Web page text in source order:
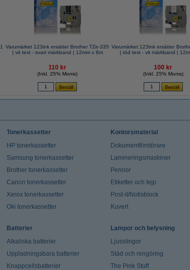
Varumärket 123ink ersätter Brother TZe-335
| vit text - svart märkband | 12mm x 8m
110 kr
(Inkl. 25% Moms)
Varumärket 123ink ersätter
| röd text - vit
100 kr
(Inkl. 25% Moms)
Tonerkassetter
HP tonerkassetter
Samsung tonerkassetter
Brother tonerkassetter
Canon tonerkassetter
Xerox tonerkassetter
Oki tonerkassetter
Kontorsmaterial
Dokumentförstörare
Lamineringsmaskiner
Pennor
Etiketter och tejp
Post-it/Notisblock
Kuvert
Batterier
Alkaliska batterier
Uppladningsbara batterier
Knappcellsbatterier
Lampor och belysning
Ljusslingor
Städ och rengöring
The Pink Stuff